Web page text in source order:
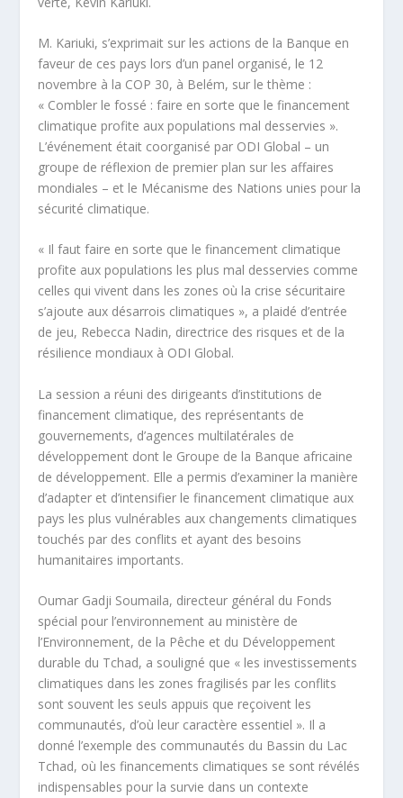
M. Kariuki, s’exprimait sur les actions de la Banque en
faveur de ces pays lors d’un panel organisé, le 12
novembre à la COP 30, à Belém, sur le thème :
« Combler le fossé : faire en sorte que le financement
climatique profite aux populations mal desservies ».
L’événement était coorganisé par ODI Global – un
groupe de réflexion de premier plan sur les affaires
mondiales – et le Mécanisme des Nations unies pour la
sécurité climatique.
« Il faut faire en sorte que le financement climatique
profite aux populations les plus mal desservies comme
celles qui vivent dans les zones où la crise sécuritaire
s’ajoute aux désarrois climatiques », a plaidé d’entrée
de jeu, Rebecca Nadin, directrice des risques et de la
résilience mondiaux à ODI Global.
La session a réuni des dirigeants d’institutions de
financement climatique, des représentants de
gouvernements, d’agences multilatérales de
développement dont le Groupe de la Banque africaine
de développement. Elle a permis d’examiner la manière
d’adapter et d’intensifier le financement climatique aux
pays les plus vulnérables aux changements climatiques
touchés par des conflits et ayant des besoins
humanitaires importants.
Oumar Gadji Soumaila, directeur général du Fonds
spécial pour l’environnement au ministère de
l’Environnement, de la Pêche et du Développement
durable du Tchad, a souligné que « les investissements
climatiques dans les zones fragilisés par les conflits
sont souvent les seuls appuis que reçoivent les
communautés, d’où leur caractère essentiel ». Il a
donné l’exemple des communautés du Bassin du Lac
Tchad, où les financements climatiques se sont révélés
indispensables pour la survie dans un contexte